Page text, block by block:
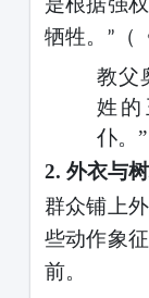
牺牲。
” （
教父
姓
仆。”
2. 外衣与
群众铺上
些动作象
前。